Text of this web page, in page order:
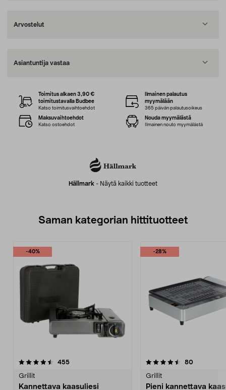
Arvostelut
Asiantuntija vastaa
Hällmark - Näytä kaikki tuotteet
Toimitus alkaen 3,90 €
toimitustavalla Budbee
Katso toimitusvaihtoehdot
Ilmainen palautus
myymälään
365 päivän palautusoikeus
Maksuvaihtoehdot
Katso ostoehdot
Nouda myymälästä
Ilmainen nouto myymälästä
Saman kategorian hittituotteet
-40%
455arvostelut
Grillit
Kannettava kaasuliesi
-28%
4.5 viidestä
80arvostelut
Grillit
Pieni kannettava
4.5 viidestä